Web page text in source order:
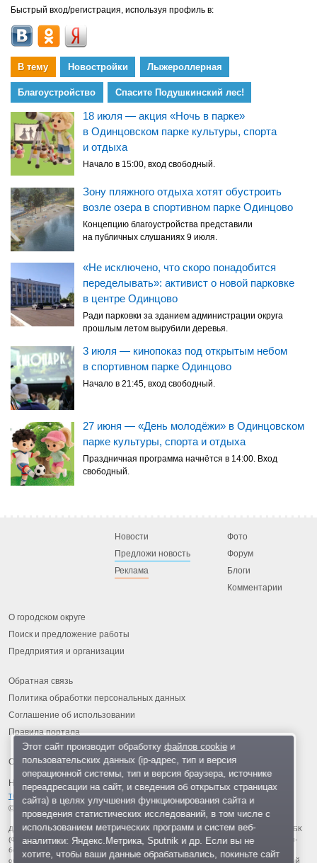
Быстрый вход/регистрация, используя профиль в:
В тему Новостройки Лыжероллерная
Благоустройство Спасите Подушкинский лес!
18 июля — акция «Ночь в парке»
в Одинцовском парке культуры, спорта
и отдыха
Начало в 15:00, вход свободный.
Зону пляжного отдыха хотят обустроить
возле озера в спортивном парке Одинцово
Концепцию благоустройства представили
на публичных слушаниях 9 июля.
«Не исключено, что скоро понадобится
переделывать»: активист о новой парковке
в центре Одинцово
Ради парковки за зданием администрации округа
прошлым летом вырубили деревья.
3 июля — кинопоказ под открытым небом
в спортивном парке Одинцово
Начало в 21:45, вход свободный.
27 июня — «День молодёжи» в Одинцовском
парке культуры, спорта и отдыха
Праздничная программа начнётся в 14:00. Вход
свободный.
Новости
Предложи новость
Реклама
Фото
Форум
Блоги
Комментарии
О городском округе
Поиск и предложение работы
Предприятия и организации
Обратная связь
Политика обработки персональных данных
Соглашение об использовании
Правила портала
На информационном ресурсе применяются рекомендательные
технологии
© 2013-2026 «ОИНФО»,
сделано в Одинцово
Для читателей: В России признаны экстремистскими и запрещены организации ФБК
(Фонд борьбы с коррупцией, признан иноагентом), Штабы Навального, «Национал-
большевистская партия», «Свидетели Иеговы», «Армия воли народа», «Русский
общенациональный союз», «Движение против нелегальной иммиграции», «Правый
Этот сайт производит обработку файлов cookieи
пользовательских данных (ip-адрес, тип и версия
операционной системы, тип и версия браузера, источнике
переадресации на сайт, и сведения об открытых страницах
сайта) в целях улучшения функционирования сайта и
проведения статистических исследований, в том числе с
использованием метрических программ и систем веб-
аналитики: Яндекс.Метрика, Sputnik и др. Если вы не
хотите, чтобы ваши данные обрабатывались, покиньте сайт